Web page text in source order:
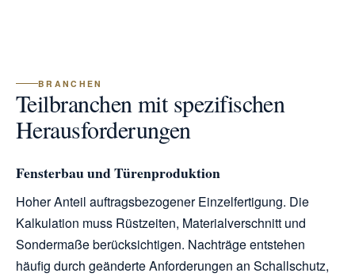
BRANCHEN
Teilbranchen mit spezifischen
Herausforderungen
Fensterbau und Türenproduktion
Hoher Anteil auftragsbezogener Einzelfertigung. Die
Kalkulation muss Rüstzeiten, Materialverschnitt und
Sondermaße berücksichtigen. Nachträge entstehen
häufig durch geänderte Anforderungen an Schallschutz,